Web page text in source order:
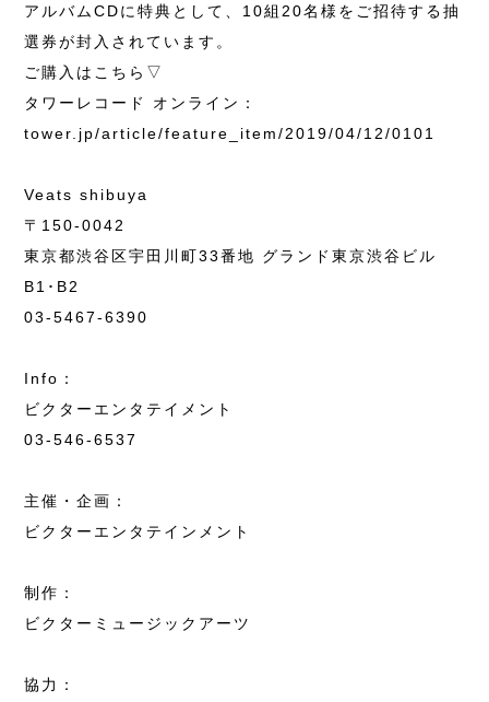
アルバムCDに特典として、10組20名様をご招待する抽
選券が封入されています。
ご購入はこちら▽
タワーレコード オンライン：
tower.jp/article/feature_item/2019/04/12/0101
Veats shibuya
〒150-0042
東京都渋谷区宇田川町33番地 グランド東京渋谷ビル
B1･B2
03-5467-6390
Info：
ビクターエンタテイメント
03-546-6537
主催・企画：
ビクターエンタテインメント
制作：
ビクターミュージックアーツ
協力：